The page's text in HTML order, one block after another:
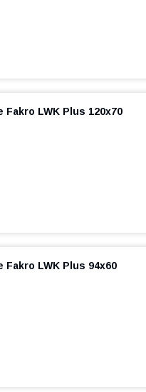
LWK Plus 120x70
LWK Plus 94x60